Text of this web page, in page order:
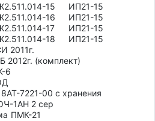
15	ИП21-15
16	ИП21-15
17	ИП21-15
18	ИП21-15
2012г. (комплект)
7221-00 с хранения